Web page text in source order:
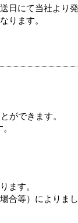
日にて当社より発
ります。
ができます。
ます。
合等）によりま